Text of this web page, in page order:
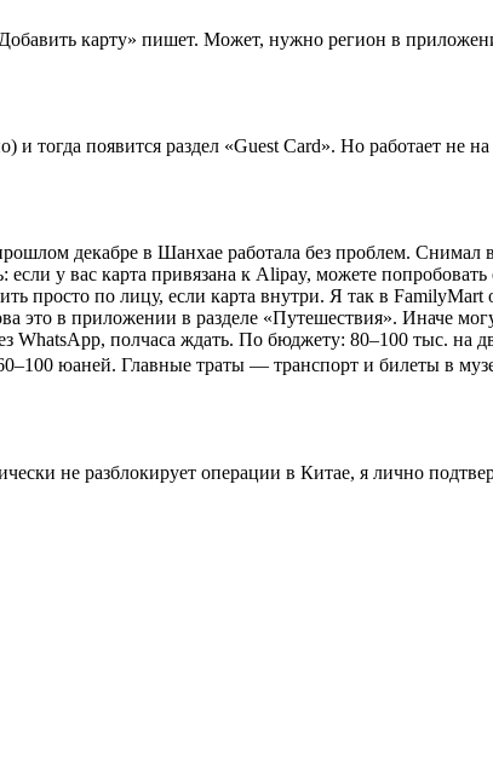
карту» пишет. Может, нужно регион в
тогда появится раздел «Guest Card». Но работает не
декабре в Шанхае работала без проблем.
у вас карта привязана к Alipay, можете попробовать
просто по лицу, если карта внутри. Я так в
это в приложении в разделе «Путешествия». Иначе
полчаса ждать. По бюджету: 80–100 тыс. на
юаней. Главные траты — транспорт и билеты в
не разблокирует операции в Китае, я лично